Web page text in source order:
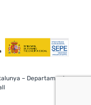
– Departament